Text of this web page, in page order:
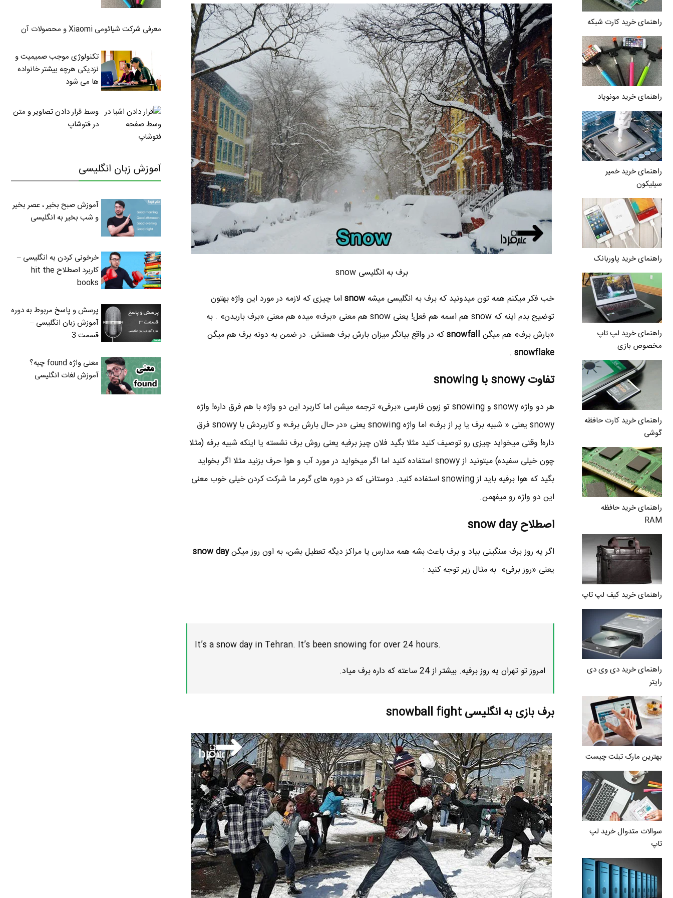
راهنمای خرید کارت شبکه
راهنمای خرید مونوپاد
راهنمای خرید خمیر
سیلیکون
راهنمای خرید پاوربانک
راهنمای خرید لپ تاپ
مخصوص بازی
راهنمای خرید کارت حافظه
گوشی
راهنمای خرید حافظه
RAM
راهنمای خرید کیف لپ تاپ
راهنمای خرید دی وی دی
رایتر
بهترین مارک تبلت چیست
سوالات متدوال خرید لپ
تاپ
برف به انگلیسی snow
خب فکر میکنم همه تون میدونید که برف به انگلیسی میشهsnow اما چیزی که لازمه در مورد این واژه بهتون
توضیح بدم اینه که snow هم اسمه هم فعل! یعنی snow هم معنی «برف» میده هم معنی «برف باریدن» . به
«بارش برف» هم میگن snowfallکه در واقع بیانگر میزان بارش برف هستش. در ضمن به دونه برف هم میگن
snowflake
.
تفاوت snowy با snowing
هر دو واژه snowy و snowing تو زبون فارسی «برفی» ترجمه میشن اما کاربرد این دو واژه با هم فرق داره! واژه
snowy یعنی « شبیه برف یا پر از برف» اما واژه snowing یعنی «در حال بارش برف» و کاربردش با snowy فرق
داره! وقتی میخواید چیزی رو توصیف کنید مثلا بگید فلان چیز برفیه یعنی روش برف نشسته یا اینکه شبیه برفه (مثلا
چون خیلی سفیده) میتونید از snowy استفاده کنید اما اگر میخواید در مورد آب و هوا حرف بزنید مثلا اگر بخواید
بگید که هوا برفیه باید از snowing استفاده کنید. دوستانی که در دوره های گرمر ما شرکت کردن خیلی خوب معنی
این دو واژه رو میفهمن.
اصطلاح snow day
اگر یه روز برف سنگینی بیاد و برف باعث بشه همه مدارس یا مراکز دیگه تعطیل بشن، به اون روز میگنsnow day
یعنی «روز برفی». به مثال زیر توجه کنید :
It’s a snow day in Tehran. It’s been snowing for over 24 hours.
امروز تو تهران یه روز برفیه. بیشتر از 24 ساعته که داره برف میاد.
برف بازی به انگلیسی snowball fight
معرفی شرکت شیائومی Xiaomi و محصولات آن
تکنولوژی موجب صمیمیت و
نزدیکی هرچه بیشتر خانواده
ها می شود
وسط قرار دادن تصاویر و متن
در فتوشاپ
آموزش زبان انگلیسی
آموزش صبح بخیر ، عصر بخیر
و شب بخیر به انگلیسی
خرخونی کردن به انگلیسی –
کاربرد اصطلاح hit the
books
پرسش و پاسخ مربوط به دوره
آموزش زبان انگلیسی –
قسمت 3
معنی واژه found چیه؟
آموزش لغات انگلیسی